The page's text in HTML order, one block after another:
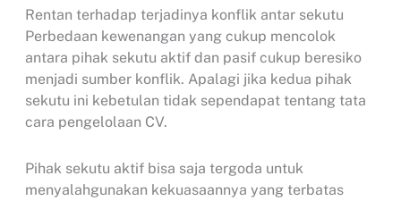
Rentan terhadap terjadinya konflik antar sekutu
Perbedaan kewenangan yang cukup mencolok
antara pihak sekutu aktif dan pasif cukup beresiko
menjadi sumber konflik. Apalagi jika kedua pihak
sekutu ini kebetulan tidak sependapat tentang tata
cara pengelolaan CV.
Pihak sekutu aktif bisa saja tergoda untuk
menyalahgunakan kekuasaannya yang terbatas